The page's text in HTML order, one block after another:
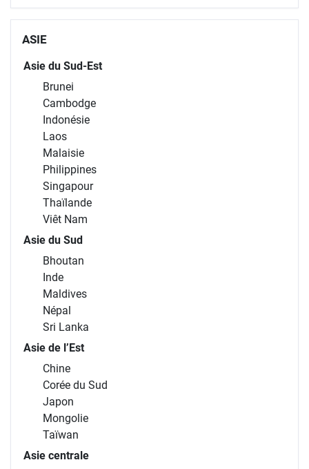
ASIE
Asie du Sud-Est
Brunei
Cambodge
Indonésie
Laos
Malaisie
Philippines
Singapour
Thaïlande
Viêt Nam
Asie du Sud
Bhoutan
Inde
Maldives
Népal
Sri Lanka
Asie de l’Est
Chine
Corée du Sud
Japon
Mongolie
Taïwan
Asie centrale